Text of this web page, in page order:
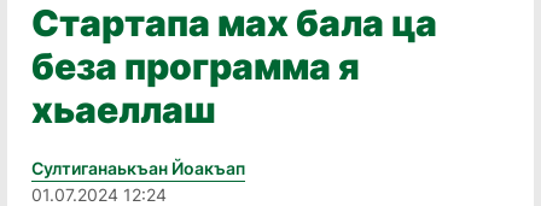
Стартапа мах бала ца
беза программа я
хьаеллаш
Султиганаькъан Йоакъап
01.07.2024 12:24